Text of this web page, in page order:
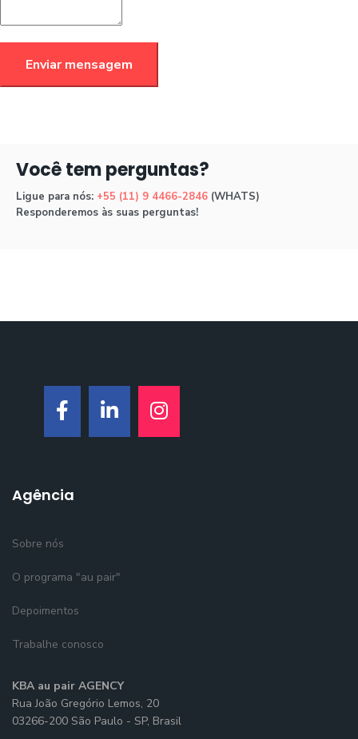
Enviar mensagem
Você tem perguntas?
Ligue para nós: +55 (11) 9 4466-2846 (WHATS)
Responderemos às suas perguntas!
Agência
Sobre nós
O programa "au pair"
Depoimentos
Trabalhe conosco
KBA au pair AGENCY
Rua João Gregório Lemos, 20
03266-200 São Paulo - SP, Brasil